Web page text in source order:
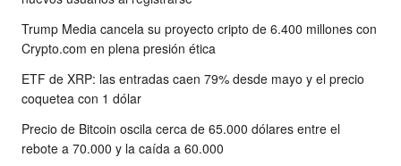
Trump Media cancela su proyecto cripto de 6.400 millones con
Crypto.com en plena presión ética
ETF de XRP: las entradas caen 79% desde mayo y el precio
coquetea con 1 dólar
Precio de Bitcoin oscila cerca de 65.000 dólares entre el
rebote a 70.000 y la caída a 60.000